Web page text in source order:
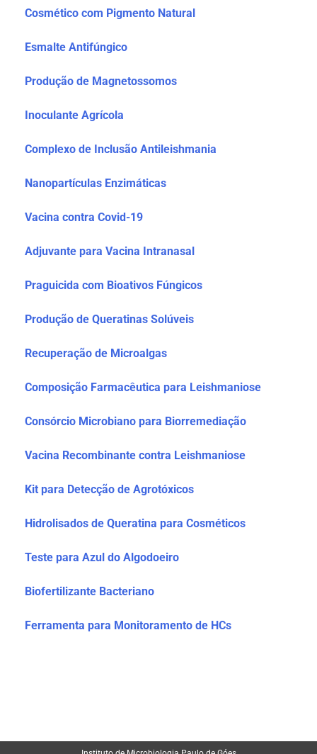
Cosmético com Pigmento Natural
Esmalte Antifúngico
Produção de Magnetossomos
Inoculante Agrícola
Complexo de Inclusão Antileishmania
Nanopartículas Enzimáticas
Vacina contra Covid-19
Adjuvante para Vacina Intranasal
Praguicida com Bioativos Fúngicos
Produção de Queratinas Solúveis
Recuperação de Microalgas
Composição Farmacêutica para Leishmaniose
Consórcio Microbiano para Biorremediação
Vacina Recombinante contra Leishmaniose
Kit para Detecção de Agrotóxicos
Hidrolisados de Queratina para Cosméticos
Teste para Azul do Algodoeiro
Biofertilizante Bacteriano
Ferramenta para Monitoramento de HCs